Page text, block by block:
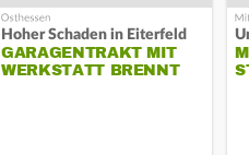
Hoher Schaden in Eiterfeld
GARAGENTRAKT MIT
WERKSTATT BRENNT